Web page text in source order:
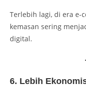
Terlebih lagi, di era e-
kemasan sering
digital.
6. Lebih